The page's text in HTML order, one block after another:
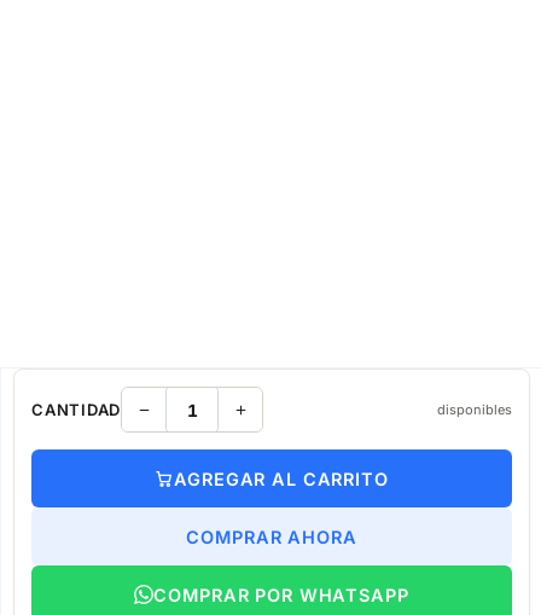
CANTIDAD disponibles
AGREGAR AL CARRITO
COMPRAR AHORA
COMPRAR POR WHATSAPP